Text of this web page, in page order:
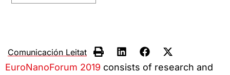
Comunicación Leitat
EuroNanoForum 2019 consists of research and